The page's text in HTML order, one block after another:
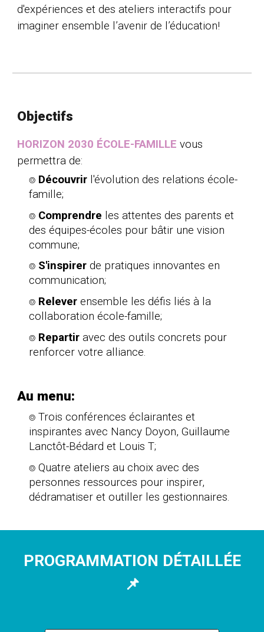
d'expériences et des ateliers interactifs pour
imaginer ensemble l’avenir de l’éducation!
Objectifs
HORIZON 2030 ÉCOLE-FAMILLE vous
permettra de:
⌾ Découvrir l'évolution des relations école-
famille;
⌾ Comprendre les attentes des parents et
des équipes-écoles pour bâtir une vision
commune;
⌾ S'inspirer de pratiques innovantes en
communication;
⌾ Relever ensemble les défis liés à la
collaboration école-famille;
⌾ Repartir avec des outils concrets pour
renforcervotre alliance.
Au menu:
⌾ Trois conférences éclairantes et
inspirantes avec Nancy Doyon, Guillaume
Lanctôt-Bédard et Louis T;
⌾ Quatre ateliers au choix avec des
personnes ressources pour inspirer,
dédramatiser et outiller les gestionnaires.
PROGRAMMATION DÉTAILLÉE
📌